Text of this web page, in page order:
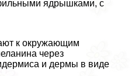
ядрышками, с
к окружающим
через
и дермы в виде